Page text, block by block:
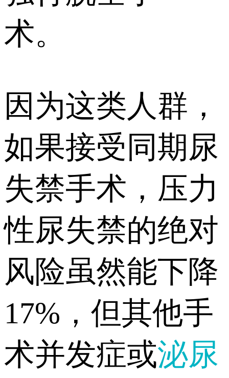
术。
因为这类人群，
如果接受同期尿
失禁手术，压力
性尿失禁的绝对
风险虽然能下降
17%，但其他手
术并发症或泌尿